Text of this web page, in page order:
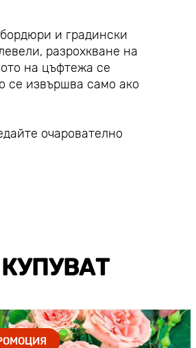
и градински
разрохкване на
на цъфтежа се
се извършва само ако
очарователно